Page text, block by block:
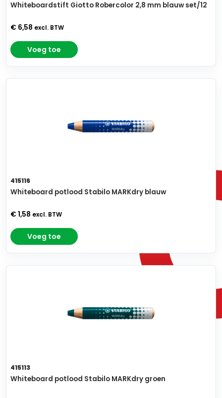
Whiteboardstift Giotto Robercolor 2,8 mm blauw set/12
€ 6,58 excl. BTW
Voeg toe
415116
Whiteboard potlood Stabilo MARKdry blauw
€ 1,58 excl. BTW
Voeg toe
415113
Whiteboard potlood Stabilo MARKdry groen